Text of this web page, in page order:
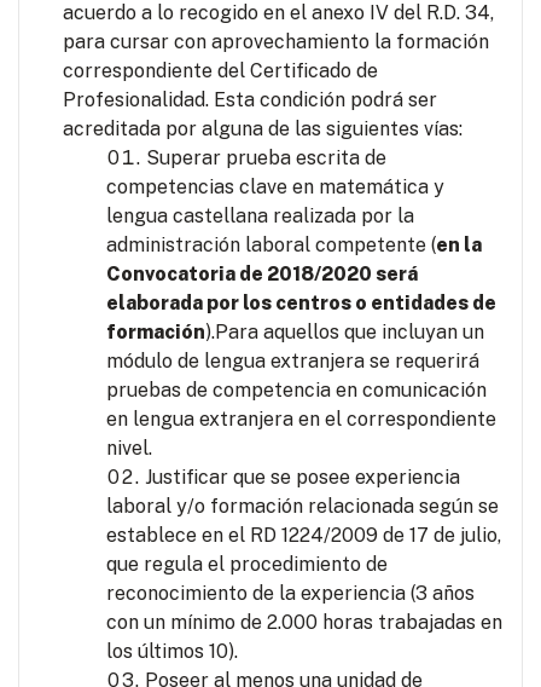
acuerdo a lo recogido en el anexo IV del R.D. 34,
para cursar con aprovechamiento la formación
correspondiente del Certificado de
Profesionalidad. Esta condición podrá ser
acreditada por alguna de las siguientes vías:
Superar prueba escrita de
competencias clave en matemática y
lengua castellana realizada por la
administración laboral competente (en la
Convocatoria de 2018/2020 será
elaborada por los centros o entidades de
formación).Para aquellos que incluyan un
módulo de lengua extranjera se requerirá
pruebas de competencia en comunicación
en lengua extranjera en el correspondiente
nivel.
Justificar que se posee experiencia
laboral y/o formación relacionada según se
establece en el RD 1224/2009 de 17 de julio,
que regula el procedimiento de
reconocimiento de la experiencia (3 años
con un mínimo de 2.000 horas trabajadas en
los últimos 10).
Poseer al menos una unidad de